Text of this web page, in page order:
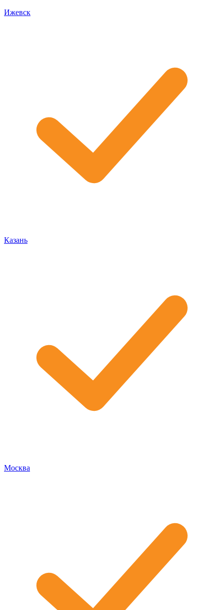
Ижевск
Казань
Москва